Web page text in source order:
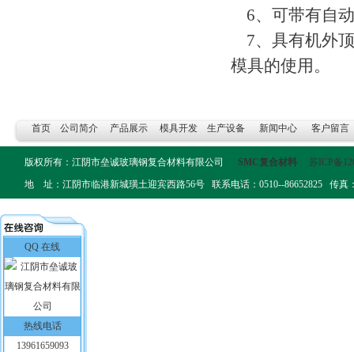
6、可带有自
7、具有机外
模具的使用。
首页 公司简介 产品展示 模具开发 生产设备 新闻中心 客户留言
版权所有：江阴市垒诚玻璃钢复合材料有限公司 SMC复合材料
苏ICP备
地 址：江阴市临港新城璜土迎宾西路56号 联系电话：0510--86652825 传真
QQ 在线
热线电话
13961659093